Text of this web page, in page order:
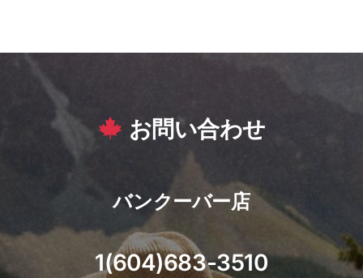
お問い合わせ
バンクーバー店
1(604)683-3510